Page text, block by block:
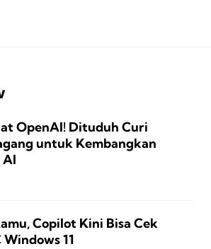
OpenAI! Dituduh Curi
untuk Kembangkan
Copilot Kini Bisa Cek
11